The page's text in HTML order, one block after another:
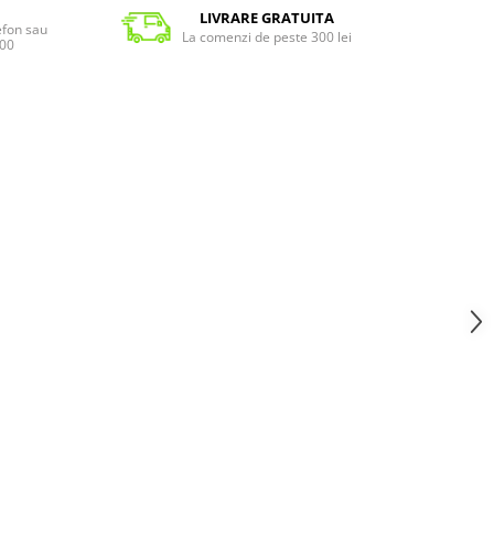
sau
LIVRARE GRATUITA
La comenzi de peste 300 lei